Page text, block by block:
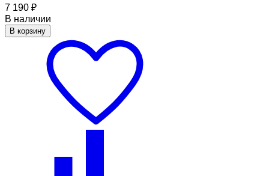
7 190 ₽
В наличии
В корзину